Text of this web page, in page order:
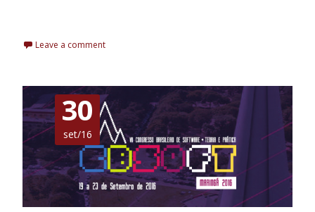
Leave a comment
30
set/16